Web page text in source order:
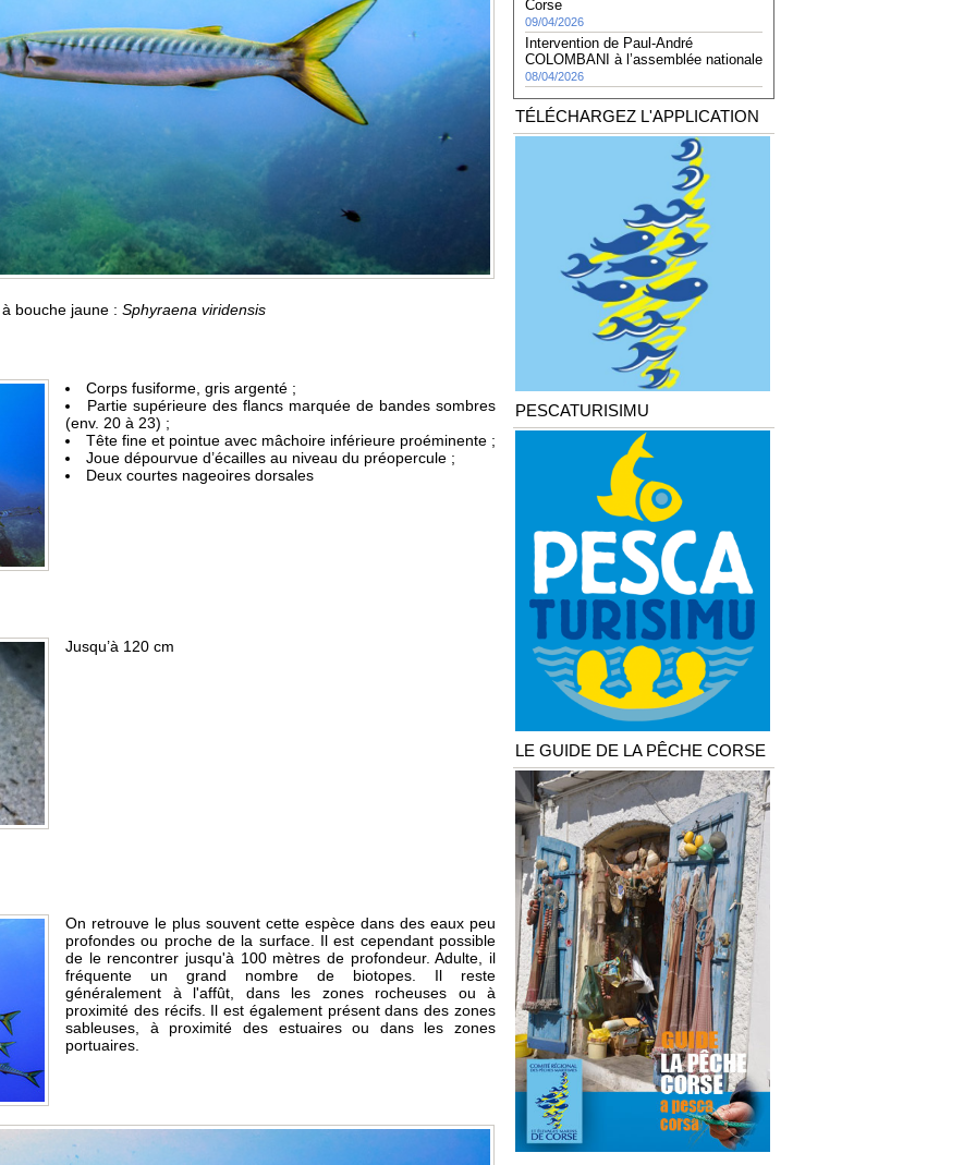
bouche jaune : Sphyraena viridensis
Corps fusiforme, gris argenté ;
Partie supérieure des flancs marquée de bandes sombres
(env. 20 à 23) ;
Tête fine et pointue avec mâchoire inférieure proéminente ;
Joue dépourvue d’écailles au niveau du préopercule ;
Deux courtes nageoires dorsales
Jusqu’à 120 cm
On retrouve le plus souvent cette espèce dans des eaux peu
profondes ou proche de la surface. Il est cependant possible
de le rencontrer jusqu'à 100 mètres de profondeur. Adulte, il
fréquente un grand nombre de biotopes. Il reste
généralement à l'affût, dans les zones rocheuses ou à
proximité des récifs. Il est également présent dans des zones
sableuses, à proximité des estuaires ou dans les zones
portuaires.
Corse
09/04/2026
Intervention de Paul-André
COLOMBANI à l’assemblée nationale
08/04/2026
TÉLÉCHARGEZ L'APPLICATION
PESCATURISIMU
LE GUIDE DE LA PÊCHE CORSE